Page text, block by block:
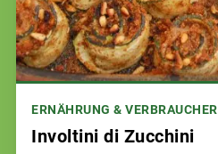
ERNÄHRUNG & VERBRAUCHER
Involtini di Zucchini